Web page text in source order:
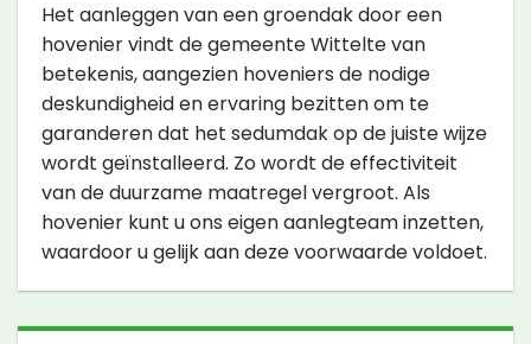
Het aanleggen van een groendak door een
hovenier vindt de gemeente Wittelte van
betekenis, aangezien hoveniers de nodige
deskundigheid en ervaring bezitten om te
garanderen dat het sedumdak op de juiste wijze
wordt geïnstalleerd. Zo wordt de effectiviteit
van de duurzame maatregel vergroot. Als
hovenier kunt u ons eigen aanlegteam inzetten,
waardoor u gelijk aan deze voorwaarde voldoet.